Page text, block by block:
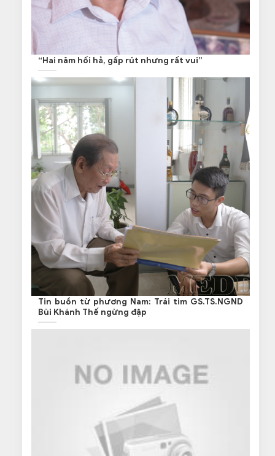
“Hai năm hối hả, gấp rút nhưng rất vui”
Tin buồn từ phương Nam: Trái tim GS.TS.NGND
Bùi Khánh Thế ngừng đập